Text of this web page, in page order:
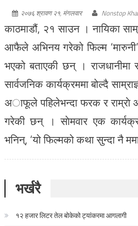
२०७६ श्रावण २१, मंगलवार Nonstop
काठमाडौं, २१ साउन । नायिका
आफैले अभिनय गरेको फिल्म
भएको बताएकी छन् । राजधानीमा
सार्वजनिक कार्यक्रममा बोल्दै
अाफूले पहिलेभन्दा फरक र राम्राे
गरेकी छन् । साेमवार एक
भनिन्, ‘यो फिल्मको कथा सुन्दा नै
भर्खरै
१२ हजार लिटर तेल बोकेको ट्यांकरमा आगलागी